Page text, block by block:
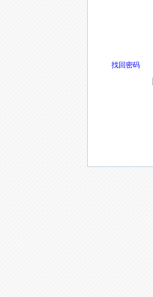
找回密码